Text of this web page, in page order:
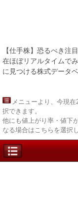
【仕手株】恐るべき注
在ほぼリアルタイムで
に見つける株式データ
メニューより、今現
択できます。
他にも値上がり率・値下
なる場合はこちらを選択